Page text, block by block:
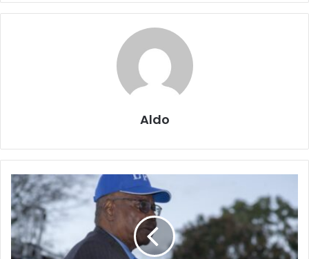
Aldo
Malawi
:
L'opposant
Peter
Mutharika
remporte